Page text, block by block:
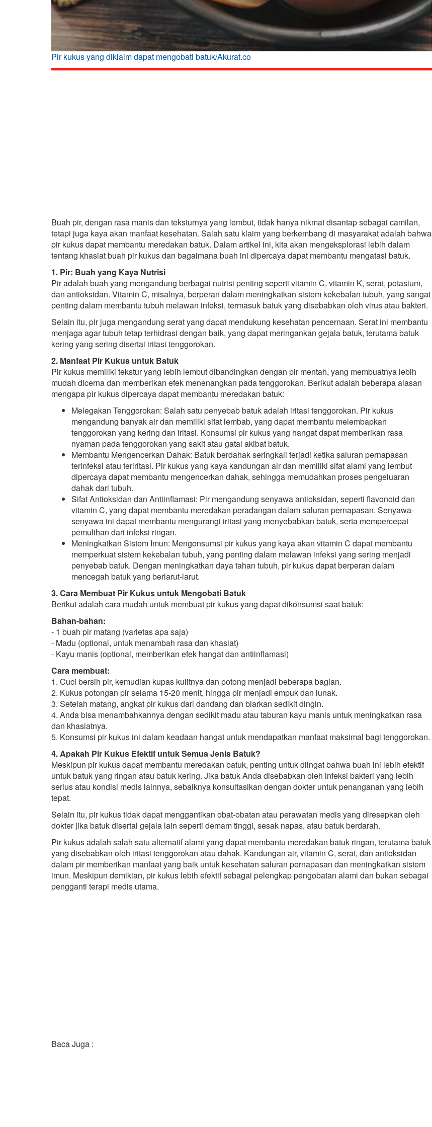
Pir kukus yang diklaim dapat mengobati batuk/Akurat.co
Buah pir, dengan rasa manis dan teksturnya yang lembut, tidak hanya nikmat disantap sebagai camilan,
tetapi juga kaya akan manfaat kesehatan. Salah satu klaim yang berkembang di masyarakat adalah bahwa
pir kukus dapat membantu meredakan batuk. Dalam artikel ini, kita akan mengeksplorasi lebih dalam
tentang khasiat buah pir kukus dan bagaimana buah ini dipercaya dapat membantu mengatasi batuk.
1. Pir: Buah yang Kaya Nutrisi
Pir adalah buah yang mengandung berbagai nutrisi penting seperti vitamin C, vitamin K, serat, potasium,
dan antioksidan. Vitamin C, misalnya, berperan dalam meningkatkan sistem kekebalan tubuh, yang sangat
penting dalam membantu tubuh melawan infeksi, termasuk batuk yang disebabkan oleh virus atau bakteri.
Selain itu, pir juga mengandung serat yang dapat mendukung kesehatan pencernaan. Serat ini membantu
menjaga agar tubuh tetap terhidrasi dengan baik, yang dapat meringankan gejala batuk, terutama batuk
kering yang sering disertai iritasi tenggorokan.
2. Manfaat Pir Kukus untuk Batuk
Pir kukus memiliki tekstur yang lebih lembut dibandingkan dengan pir mentah, yang membuatnya lebih
mudah dicerna dan memberikan efek menenangkan pada tenggorokan. Berikut adalah beberapa alasan
mengapa pir kukus dipercaya dapat membantu meredakan batuk:
Melegakan Tenggorokan: Salah satu penyebab batuk adalah iritasi tenggorokan. Pir kukus
mengandung banyak air dan memiliki sifat lembab, yang dapat membantu melembapkan
tenggorokan yang kering dan iritasi. Konsumsi pir kukus yang hangat dapat memberikan rasa
nyaman pada tenggorokan yang sakit atau gatal akibat batuk.
Membantu Mengencerkan Dahak: Batuk berdahak seringkali terjadi ketika saluran pernapasan
terinfeksi atau teriritasi. Pir kukus yang kaya kandungan air dan memiliki sifat alami yang lembut
dipercaya dapat membantu mengencerkan dahak, sehingga memudahkan proses pengeluaran
dahak dari tubuh.
Sifat Antioksidan dan Antiinflamasi: Pir mengandung senyawa antioksidan, seperti flavonoid dan
vitamin C, yang dapat membantu meredakan peradangan dalam saluran pernapasan. Senyawa-
senyawa ini dapat membantu mengurangi iritasi yang menyebabkan batuk, serta mempercepat
pemulihan dari infeksi ringan.
Meningkatkan Sistem Imun: Mengonsumsi pir kukus yang kaya akan vitamin C dapat membantu
memperkuat sistem kekebalan tubuh, yang penting dalam melawan infeksi yang sering menjadi
penyebab batuk. Dengan meningkatkan daya tahan tubuh, pir kukus dapat berperan dalam
mencegah batuk yang berlarut-larut.
3. Cara Membuat Pir Kukus untuk Mengobati Batuk
Berikut adalah cara mudah untuk membuat pir kukus yang dapat dikonsumsi saat batuk:
Bahan-bahan:
- 1 buah pir matang (varietas apa saja)
- Madu (optional, untuk menambah rasa dan khasiat)
- Kayu manis (optional, memberikan efek hangat dan antiinflamasi)
Cara membuat:
1. Cuci bersih pir, kemudian kupas kulitnya dan potong menjadi beberapa bagian.
2. Kukus potongan pir selama 15-20 menit, hingga pir menjadi empuk dan lunak.
3. Setelah matang, angkat pir kukus dari dandang dan biarkan sedikit dingin.
4. Anda bisa menambahkannya dengan sedikit madu atau taburan kayu manis untuk meningkatkan rasa
dan khasiatnya.
5. Konsumsi pir kukus ini dalam keadaan hangat untuk mendapatkan manfaat maksimal bagi tenggorokan.
4. Apakah Pir Kukus Efektif untuk Semua Jenis Batuk?
Meskipun pir kukus dapat membantu meredakan batuk, penting untuk diingat bahwa buah ini lebih efektif
untuk batuk yang ringan atau batuk kering. Jika batuk Anda disebabkan oleh infeksi bakteri yang lebih
serius atau kondisi medis lainnya, sebaiknya konsultasikan dengan dokter untuk penanganan yang lebih
tepat.
Selain itu, pir kukus tidak dapat menggantikan obat-obatan atau perawatan medis yang diresepkan oleh
dokter jika batuk disertai gejala lain seperti demam tinggi, sesak napas, atau batuk berdarah.
Pir kukus adalah salah satu alternatif alami yang dapat membantu meredakan batuk ringan, terutama batuk
yang disebabkan oleh iritasi tenggorokan atau dahak. Kandungan air, vitamin C, serat, dan antioksidan
dalam pir memberikan manfaat yang baik untuk kesehatan saluran pernapasan dan meningkatkan sistem
imun. Meskipun demikian, pir kukus lebih efektif sebagai pelengkap pengobatan alami dan bukan sebagai
pengganti terapi medis utama.
Baca Juga :